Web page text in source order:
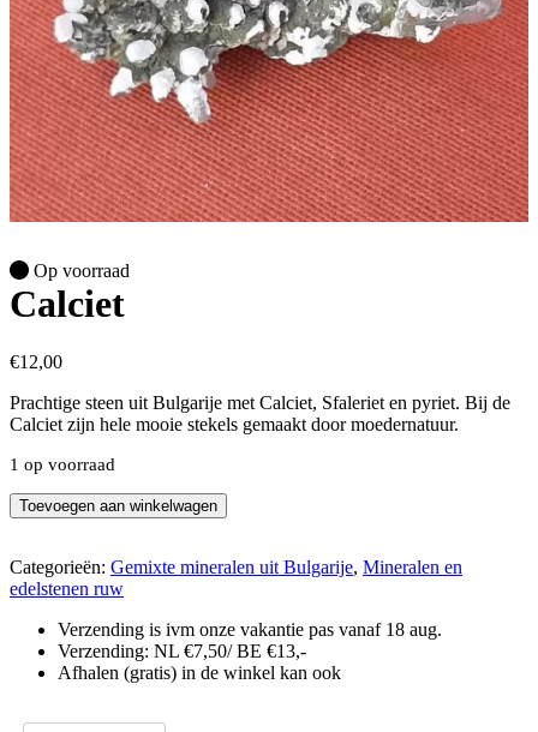
Op voorraad
Calciet
€12,00
Prachtige steen uit Bulgarije met Calciet, Sfaleriet en pyriet. Bij de
Calciet zijn hele mooie stekels gemaakt door moedernatuur.
1 op voorraad
Calciet
aantal
Toevoegen aan winkelwagen
Categorieën: Gemixte mineralen uit Bulgarije, Mineralen en
edelstenen ruw
Verzending is ivm onze vakantie pas vanaf 18 aug.
Verzending: NL €7,50/ BE €13,-
Afhalen (gratis) in de winkel kan ook